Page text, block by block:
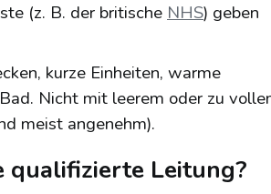
(z. B. der britische NHS) geben
kurze Einheiten, warme
Nicht mit leerem oder zu
meist angenehm).
qualifizierte Leitung?